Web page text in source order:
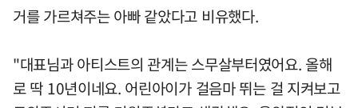
거를 가르쳐주는 아빠 같았다고 비유했다.
"대표님과 아티스트의 관계는 스무살부터였어요. 올해
로 딱 10년이네요. 어린아이가 걸음마 뛰는 걸 지켜보고